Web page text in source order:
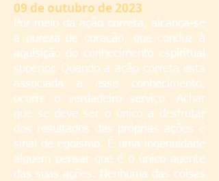
09 de outubro de 2023
Por meio da ação correta, alcança-se
a pureza de coração, que conduz à
aquisição do conhecimento espiritual
superior. Quando a ação correta está
associada a esse conhecimento,
ocorre o verdadeiro serviço. Achar
que se deve ser o único a desfrutar
dos resultados das próprias ações é
sinal de egoísmo. É uma ingenuidade
alguém pensar que é o único agente
das suas ações. Nenhuma das coisas